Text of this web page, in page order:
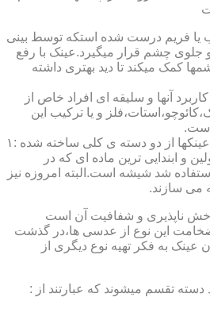
یا فریم درست شده استکه توسط بینی
جلوی چشم قرار میگیرد.عینک با رفع
کمک میکند تا دید بهتری داشته
آنها و سلیقه ای افراد خاص از
و یا ترکیب این
است.
عدسی یا لنز :جنس عدسی عینکها از دو دسته ی کلی ساخته شده :۱
اولین و ابندایی ترین ماده ای که در
شد شیشه است.البته امروزه نیز
می سازند.
ناپذیری و شفافیت آن است
ضخامت این نوع از عدسی ها،در گذشت
به فکر تهیه نوع دیگری از
تقسم میشوند که عبارتند از :